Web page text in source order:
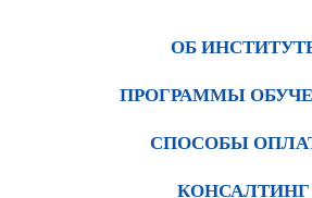
ОБ
ПРОГРАММЫ
СПОСОБЫ
КОНСАЛТИНГ